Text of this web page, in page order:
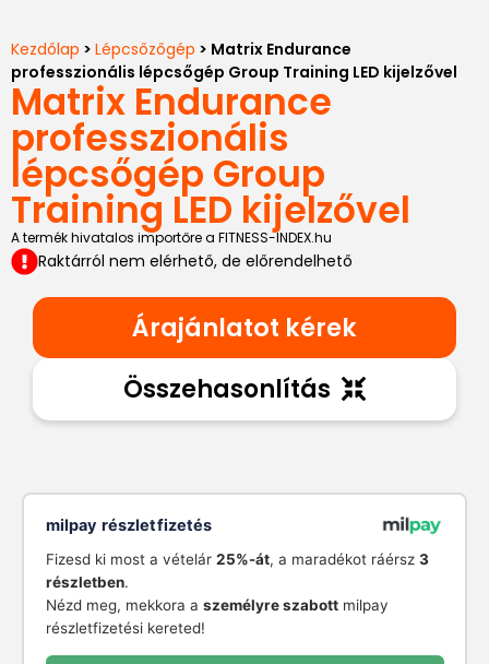
Kezdőlap > Lépcsőzőgép > Matrix Endurance
professzionális lépcsőgép Group Training LED kijelzővel
Matrix Endurance
professzionális
lépcsőgép Group
Training LED kijelzővel
A termék hivatalos importőre a FITNESS-INDEX.hu
Raktárról nem elérhető, de előrendelhető
Árajánlatot kérek
Összehasonlítás
milpay részletfizetés
Fizesd ki most a vételár 25%-át, a maradékot ráérsz 3
részletben.
Nézd meg, mekkora a személyre szabottmilpay
részletfizetési kereted!